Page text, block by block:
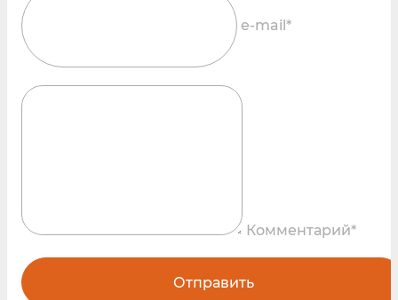
e-mail*
Комментарий*
Отправить